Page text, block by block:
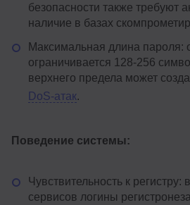
безопасности также требуют
наличие в базах
Максимальная длина пароля:
ограничивается 128-256
верхнего предела может
DoS-атак.
Поведение системы:
Чувствительность к регистру:
сервисов логины